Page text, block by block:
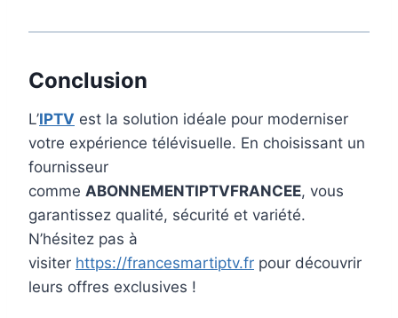
Conclusion
L’IPTV est la solution idéale pour moderniser
votre expérience télévisuelle. En choisissant un
fournisseur
comme ABONNEMENTIPTVFRANCEE, vous
garantissez qualité, sécurité et variété.
N’hésitez pas à
visiter https://francesmartiptv.fr pour découvrir
leurs offres exclusives !